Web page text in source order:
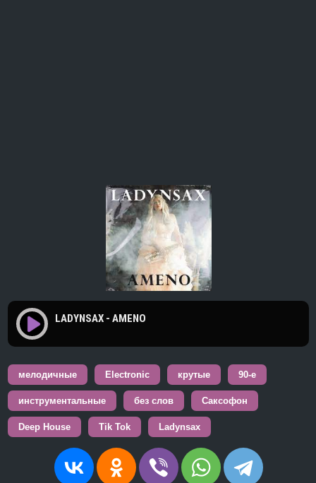
LADYNSAX - AMENO
мелодичные Electronic крутые 90-е
инструментальные без слов Саксофон
Deep House Tik Tok Ladynsax